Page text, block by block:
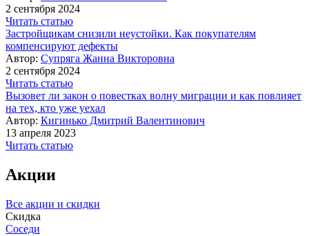
2 сентября 2024
Читать статью
Застройщикам снизили неустойки. Как покупателям
компенсируют дефекты
Автор: Супряга Жанна Викторовна
2 сентября 2024
Читать статью
Вызовет ли закон о повестках волну миграции и как повлияет
на тех, кто уже уехал
Автор: Кигинько Дмитрий Валентинович
13 апреля 2023
Читать статью
Акции
Все акции и скидки
Скидка
Соседи